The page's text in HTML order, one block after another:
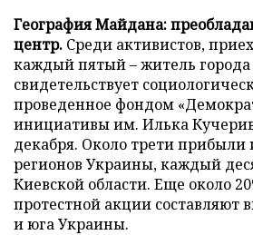
География Майдана:
центр. Среди активистов,
каждый пятый – житель города
свидетельствует
проведенное фондом
инициативы им. Илька
декабря. Около трети прибыли
регионов Украины, каждый
Киевской области. Еще около
протестной акции составляют
и юга Украины.